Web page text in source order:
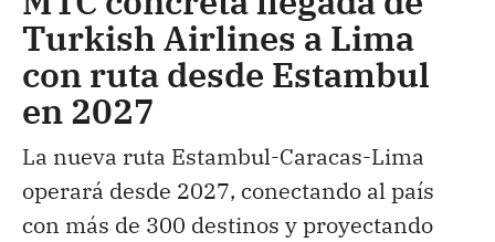
Turkish Airlines a Lima
con ruta desde Estambul
en 2027
La nueva ruta Estambul-Caracas-Lima
operará desde 2027, conectando al país
con más de 300 destinos y proyectando